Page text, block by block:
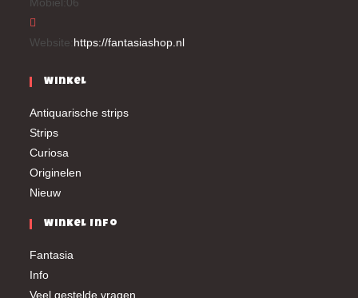
Website: https://fantasiashop.nl
Winkel
Antiquarische strips
Strips
Curiosa
Originelen
Nieuw
Winkel Info
Fantasia
Info
Veel gestelde vragen